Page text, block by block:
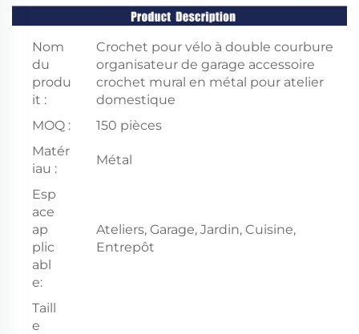
Nom
du
produ
it :
Crochet pour vélo à double courbure
organisateur de garage accessoire
crochet mural en métal pour atelier
domestique
MOQ :
150 pièces
Matér
iau :
Métal
Esp
ace
ap
plic
abl
e:
Ateliers, Garage, Jardin, Cuisine,
Entrepôt
Taill
e